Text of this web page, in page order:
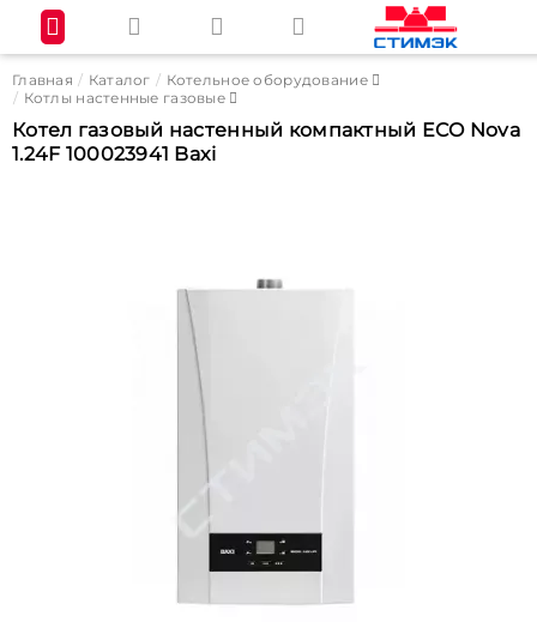
Главная Каталог
Котельное оборудование
Котлы настенные газовые
Котел газовый настенный компактный ECO Nova
1.24F 100023941 Baxi